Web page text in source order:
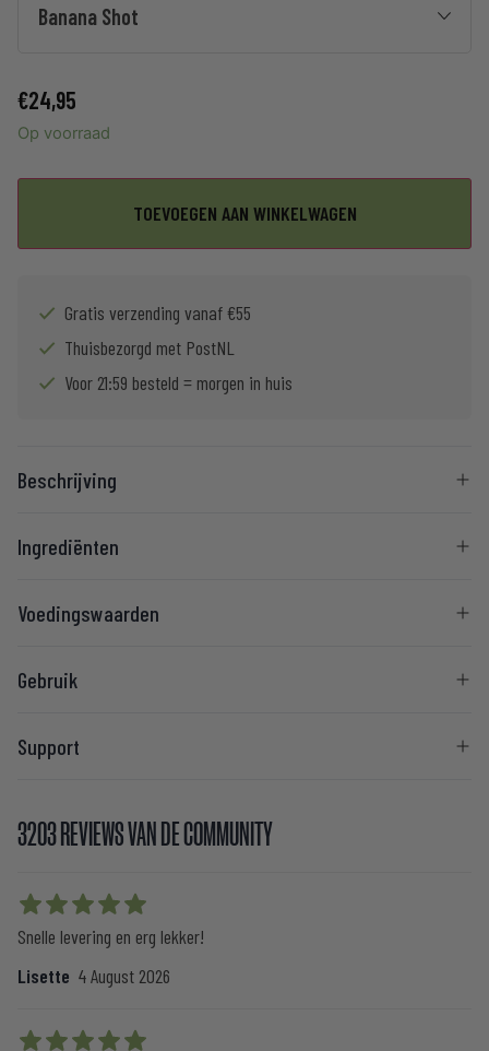
Banana Shot
€24,95
Op voorraad
TOEVOEGEN AAN WINKELWAGEN
Gratis verzending vanaf €55
Thuisbezorgd met PostNL
Voor 21:59 besteld = morgen in huis
Beschrijving
Ingrediënten
Voedingswaarden
Gebruik
Support
3203 REVIEWS VAN DE COMMUNITY
5 out of 5 stars
Snelle levering en erg lekker!
Lisette 4 August 2026